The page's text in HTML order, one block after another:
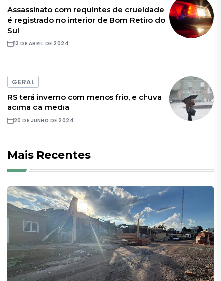
Assassinato com requintes de crueldade
é registrado no interior de Bom Retiro do
Sul
13 DE ABRIL DE 2024
GERAL
RS terá inverno com menos frio, e chuva
acima da média
20 DE JUNHO DE 2024
Mais Recentes